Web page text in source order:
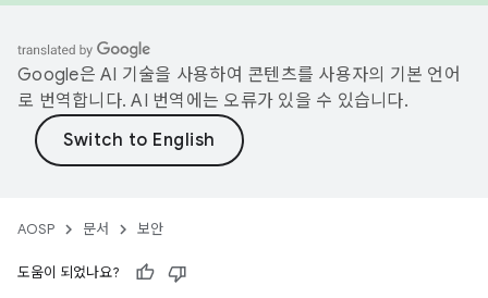
Google은 AI 기술을 사용하여 콘텐츠를 사용자의 기본 언어
로 번역합니다. AI 번역에는 오류가 있을 수 있습니다.
AOSP 문서 보안
도움이 되었나요?